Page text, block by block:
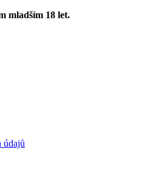
mladším 18 let.
údajů